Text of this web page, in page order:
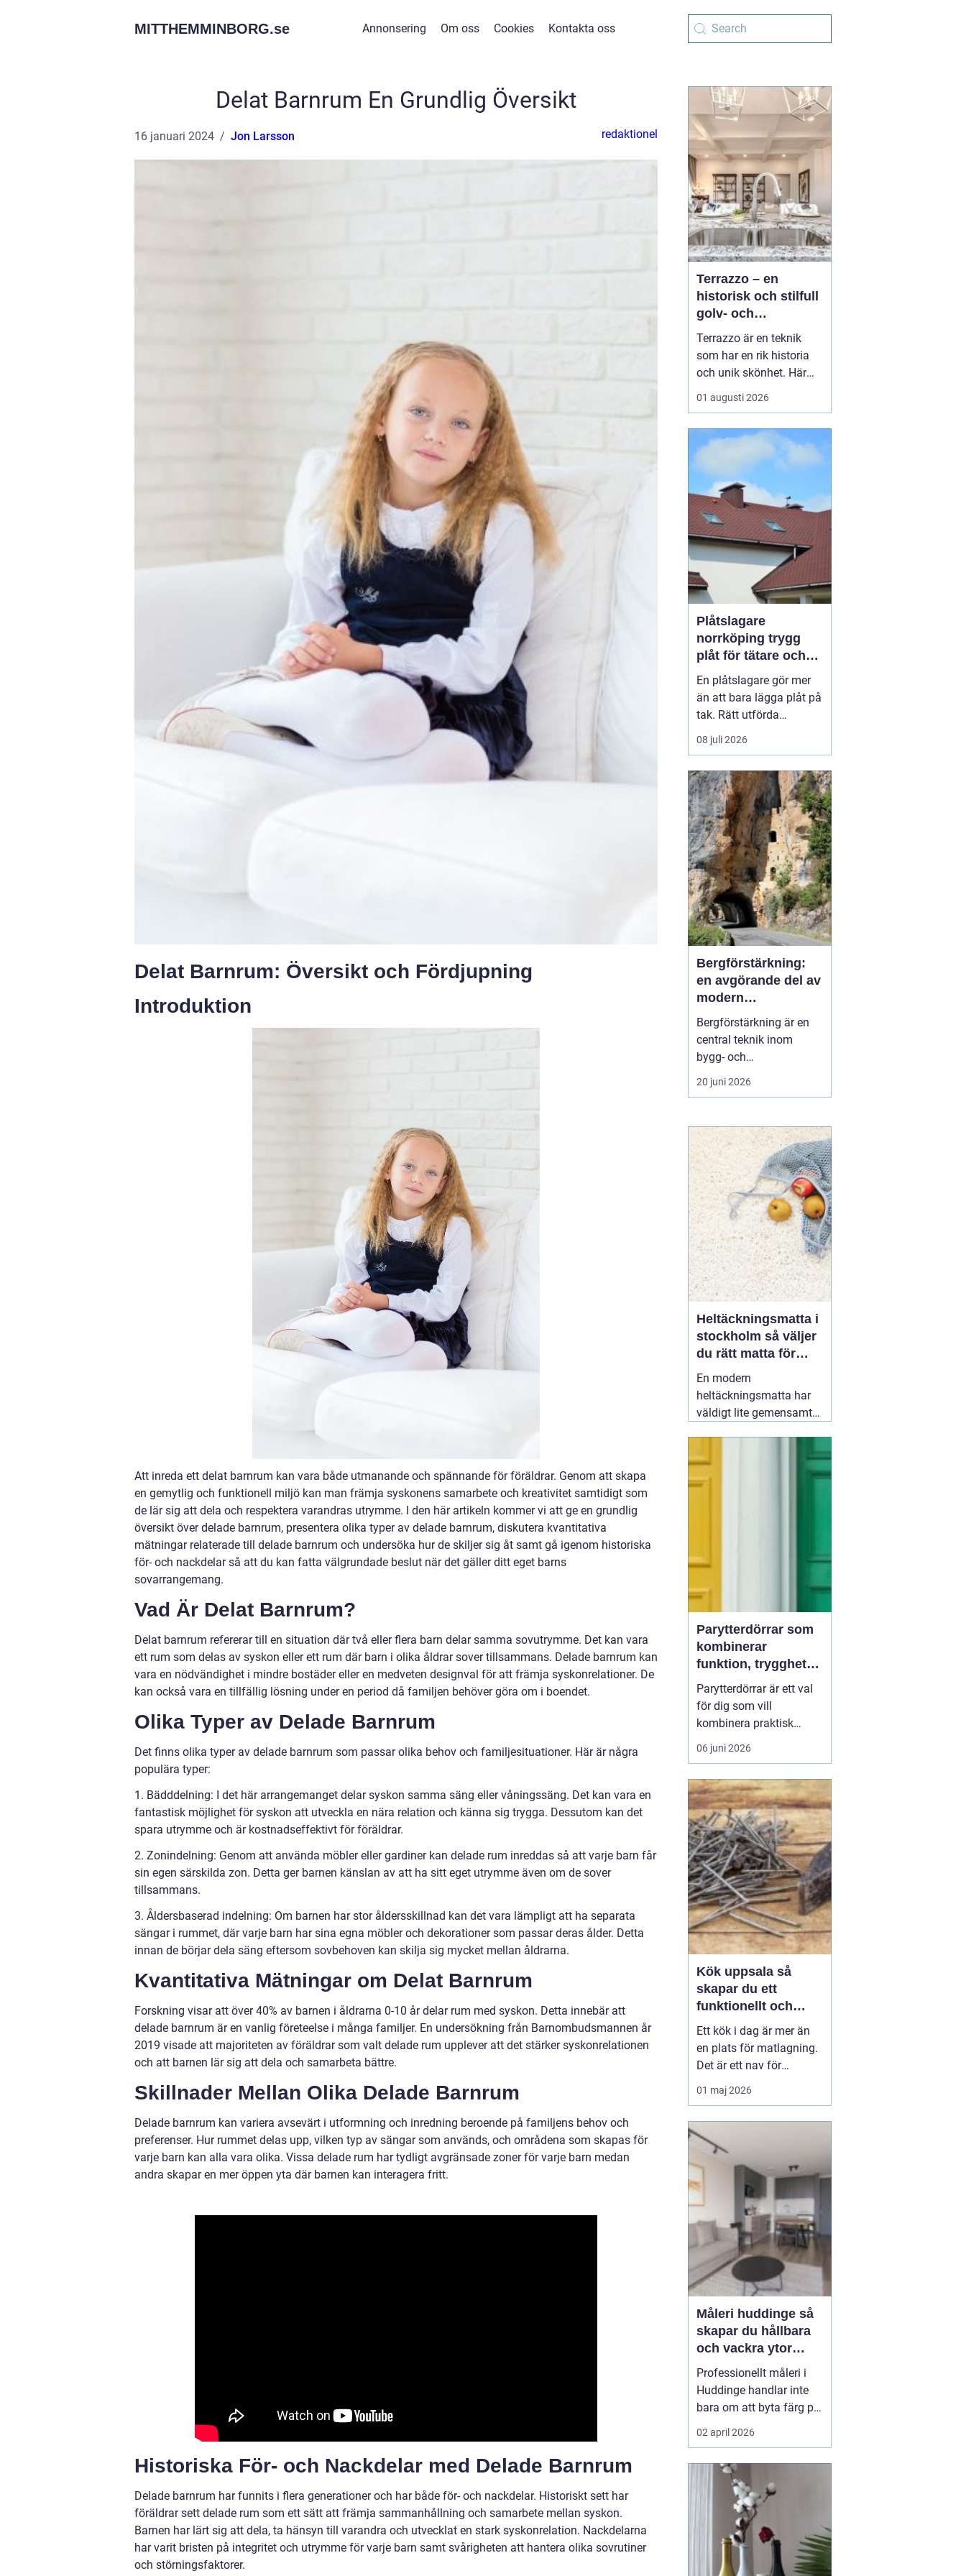
MITTHEMMINBORG.se Annonsering Om oss Cookies Kontakta oss
Delat Barnrum En Grundlig Översikt
16 januari 2024 Jon Larsson redaktionel
Delat Barnrum: Översikt och Fördjupning
Introduktion
Att inreda ett delat barnrum kan vara både utmanande och spännande för föräldrar. Genom att skapa
en gemytlig och funktionell miljö kan man främja syskonens samarbete och kreativitet samtidigt som
de lär sig att dela och respektera varandras utrymme. I den här artikeln kommer vi att ge en grundlig
översikt över delade barnrum, presentera olika typer av delade barnrum, diskutera kvantitativa
mätningar relaterade till delade barnrum och undersöka hur de skiljer sig åt samt gå igenom historiska
för- och nackdelar så att du kan fatta välgrundade beslut när det gäller ditt eget barns
sovarrangemang.
Vad Är Delat Barnrum?
Delat barnrum refererar till en situation där två eller flera barn delar samma sovutrymme. Det kan vara
ett rum som delas av syskon eller ett rum där barn i olika åldrar sover tillsammans. Delade barnrum kan
vara en nödvändighet i mindre bostäder eller en medveten designval för att främja syskonrelationer. De
kan också vara en tillfällig lösning under en period då familjen behöver göra om i boendet.
Olika Typer av Delade Barnrum
Det finns olika typer av delade barnrum som passar olika behov och familjesituationer. Här är några
populära typer:
1. Bädddelning: I det här arrangemanget delar syskon samma säng eller våningssäng. Det kan vara en
fantastisk möjlighet för syskon att utveckla en nära relation och känna sig trygga. Dessutom kan det
spara utrymme och är kostnadseffektivt för föräldrar.
2. Zonindelning: Genom att använda möbler eller gardiner kan delade rum inreddas så att varje barn får
sin egen särskilda zon. Detta ger barnen känslan av att ha sitt eget utrymme även om de sover
tillsammans.
3. Åldersbaserad indelning: Om barnen har stor åldersskillnad kan det vara lämpligt att ha separata
sängar i rummet, där varje barn har sina egna möbler och dekorationer som passar deras ålder. Detta
innan de börjar dela säng eftersom sovbehoven kan skilja sig mycket mellan åldrarna.
Kvantitativa Mätningar om Delat Barnrum
Forskning visar att över 40% av barnen i åldrarna 0-10 år delar rum med syskon. Detta innebär att
delade barnrum är en vanlig företeelse i många familjer. En undersökning från Barnombudsmannen år
2019 visade att majoriteten av föräldrar som valt delade rum upplever att det stärker syskonrelationen
och att barnen lär sig att dela och samarbeta bättre.
Skillnader Mellan Olika Delade Barnrum
Delade barnrum kan variera avsevärt i utformning och inredning beroende på familjens behov och
preferenser. Hur rummet delas upp, vilken typ av sängar som används, och områdena som skapas för
varje barn kan alla vara olika. Vissa delade rum har tydligt avgränsade zoner för varje barn medan
andra skapar en mer öppen yta där barnen kan interagera fritt.
Historiska För- och Nackdelar med Delade Barnrum
Delade barnrum har funnits i flera generationer och har både för- och nackdelar. Historiskt sett har
föräldrar sett delade rum som ett sätt att främja sammanhållning och samarbete mellan syskon.
Barnen har lärt sig att dela, ta hänsyn till varandra och utvecklat en stark syskonrelation. Nackdelarna
har varit bristen på integritet och utrymme för varje barn samt svårigheten att hantera olika sovrutiner
och störningsfaktorer.
Terrazzo – en
historisk och stilfull
golv- och
bänkskivsteknik
Terrazzo är en teknik
som har en rik historia
och unik skönhet. Här
kommer vi att utforska
vad terrazzo är, dess
och varför det blivit så
populärt idag. Terrazzo
– tidlös d...
01 augusti 2026
Plåtslagare
norrköping trygg
plåt för tätare och
hållbarare hus
En plåtslagare gör mer
än att bara lägga plåt på
tak. Rätt utförda
plåtarbeten skyddar
huset mot läckage, röta
energiförluster under
många år framåt. I
Norrköping, där vädret
växlar mellan snö, regn
och blåst, blir kvaliteten
på plåtarbet...
08 juli 2026
Bergförstärkning:
en avgörande del av
modern
infrastruktur
Bergförstärkning är en
central teknik inom
bygg- och
ingenjörsarbete, särskilt i
områden där berg och
en avgörande roll. Denna
metod säkerställer både
säkerhet och h...
20 juni 2026
Heltäckningsmatta i
stockholm så väljer
du rätt matta för
hem och kontor
En modern
heltäckningsmatta har
väldigt lite gemensamt
från 70- och 80-talet.
Dagens textilgolv är
2026
Parytterdörrar som
kombinerar
funktion, trygghet
och stil
Parytterdörrar är ett val
för dig som vill
kombinera praktisk
vardagsfunktion med en
välkomnande känsla
för huset. Parytterdörrar
ger en generös öppning,
släpper in mycket ljus
och förstärker husets
karaktär samtidigt som
de ...
06 juni 2026
Kök uppsala så
skapar du ett
funktionellt och
personligt kök
Ett kök i dag är mer än
en plats för matlagning.
Det är ett nav för
vardagen, en
samlingspunkt för familj
hemmets viktigaste rum.
När en bostadsägare
planerar kök Uppsala
handlar det därför både
om funktion, känsla och
långsiktigt...
01 maj 2026
Måleri huddinge så
skapar du hållbara
och vackra ytor
hemma
Professionellt måleri i
Huddinge handlar inte
bara om att byta färg på
en vägg. Rätt utfört
arbete skyddar huset
höjer värdet på bostaden
och gör vardagen
trevligare. Genom att
planera projektet
noggrant, välja rätt
färgtyper oc...
02 april 2026